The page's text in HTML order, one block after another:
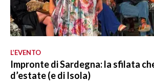
L’EVENTO
Impronte di Sardegna: la sfilata
d’estate (e di Isola)